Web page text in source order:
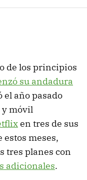
de los principios
su andadura
el año pasado
y móvil
en tres de sus
meses,
tres planes con
adicionales.